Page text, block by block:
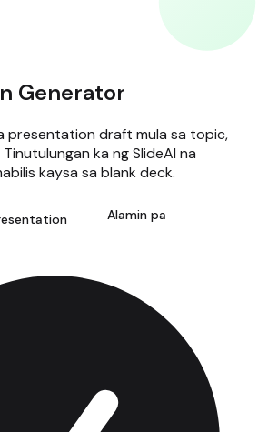
Generator
presentation draft mula sa topic,
ka ng SlideAI na
kaysa sa blank deck.
Alamin pa